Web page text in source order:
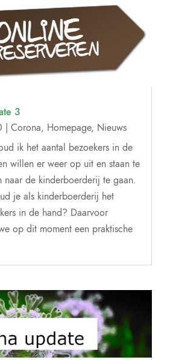
3
| Corona, Homepage, Nieuws
ik het aantal bezoekers in de
willen er weer op uit en staan te
naar de kinderboerderij te gaan.
je als kinderboerderij het
in de hand? Daarvoor
op dit moment een praktische